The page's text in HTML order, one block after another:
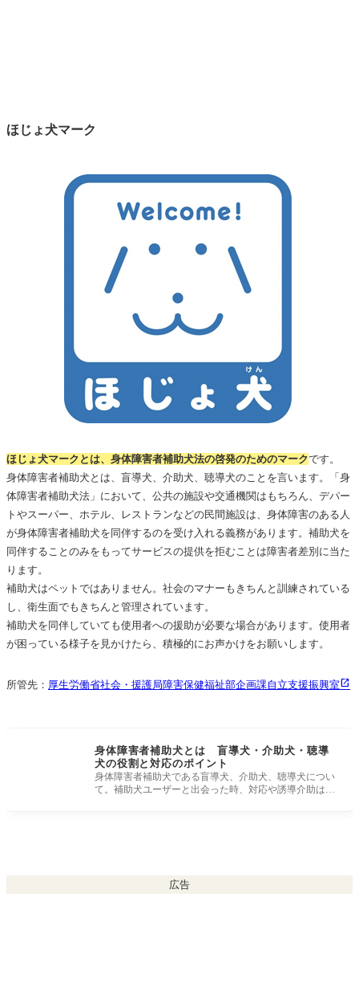
ほじょ犬マーク
ほじょ犬マークとは、身体障害者補助犬法の啓発のためのマークです。
身体障害者補助犬とは、盲導犬、介助犬、聴導犬のことを言います。「身
体障害者補助犬法」において、公共の施設や交通機関はもちろん、デパー
トやスーパー、ホテル、レストランなどの民間施設は、身体障害のある人
が身体障害者補助犬を同伴するのを受け入れる義務があります。補助犬を
同伴することのみをもってサービスの提供を拒むことは障害者差別に当た
ります。
補助犬はペットではありません。社会のマナーもきちんと訓練されている
し、衛生面でもきちんと管理されています。
補助犬を同伴していても使用者への援助が必要な場合があります。使用者
が困っている様子を見かけたら、積極的にお声かけをお願いします。
所管先： 厚生労働省社会・援護局障害保健福祉部企画課自立支援振興室
身体障害者補助犬とは 盲導犬・介助犬・聴導
犬の役割と対応のポイント
身体障害者補助犬である盲導犬、介助犬、聴導犬につい
て。補助犬ユーザーと出会った時、対応や誘導介助はど
広告